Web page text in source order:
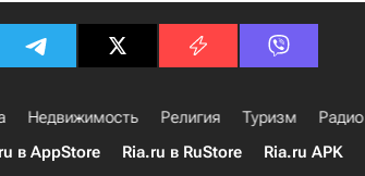
Недвижимость Религия Туризм Радио
в AppStore Ria.ru в RuStore Ria.ru APK